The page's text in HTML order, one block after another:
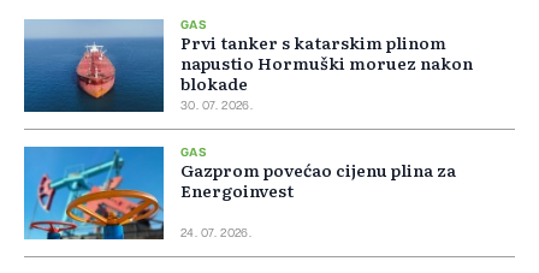
GAS
Prvi tanker s katarskim plinom
napustio Hormuški moruez nakon
blokade
30. 07. 2026.
GAS
Gazprom povećao cijenu plina za
Energoinvest
24. 07. 2026.